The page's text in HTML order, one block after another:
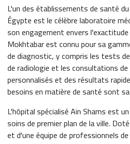
L'un des établissements de santé
Égypte est le célèbre laboratoire
son engagement envers
Mokhtabar est connu pour sa
de diagnostic, y compris les tests
de radiologie et les consultations
personnalisés et des résultats
besoins en matière de santé sont
L'hôpital spécialisé Ain Shams est
soins de premier plan de la ville.
et d'une équipe de professionnels